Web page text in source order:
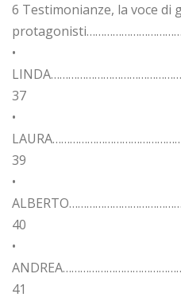
6 Testimonianze, la voce di
•
37
•
39
•
40
•
41